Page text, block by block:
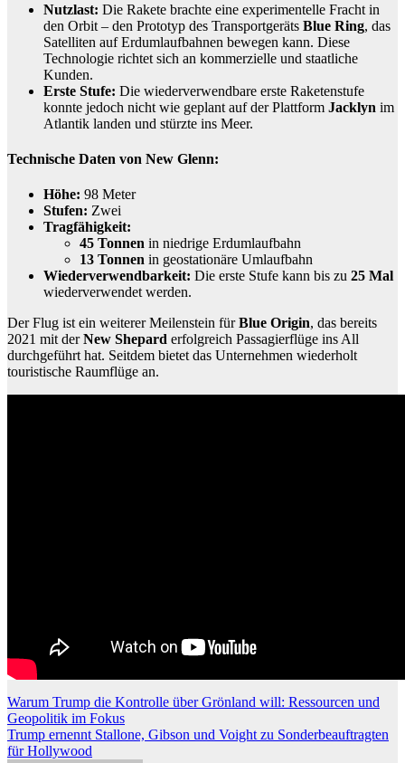
Nutzlast: Die Rakete brachte eine experimentelle Fracht in
den Orbit – den Prototyp des Transportgeräts Blue Ring, das
Satelliten auf Erdumlaufbahnen bewegen kann. Diese
Technologie richtet sich an kommerzielle und staatliche
Kunden.
Erste Stufe: Die wiederverwendbare erste Raketenstufe
konnte jedoch nicht wie geplant auf der Plattform Jacklyn im
Atlantik landen und stürzte ins Meer.
Technische Daten von New Glenn:
Höhe: 98 Meter
Stufen: Zwei
Tragfähigkeit:
45 Tonnen in niedrige Erdumlaufbahn
13 Tonnen in geostationäre Umlaufbahn
Wiederverwendbarkeit: Die erste Stufe kann bis zu 25 Mal
wiederverwendet werden.
Der Flug ist ein weiterer Meilenstein fürBlue Origin, das bereits
2021 mit derNew Shepard erfolgreich Passagierflüge ins All
durchgeführt hat. Seitdem bietet das Unternehmen wiederholt
touristische Raumflüge an.
Beitragsnavigation
Warum Trump die Kontrolle über Grönland will: Ressourcen und
Geopolitik im Fokus
Trump ernennt Stallone, Gibson und Voight zu Sonderbeauftragten
für Hollywood